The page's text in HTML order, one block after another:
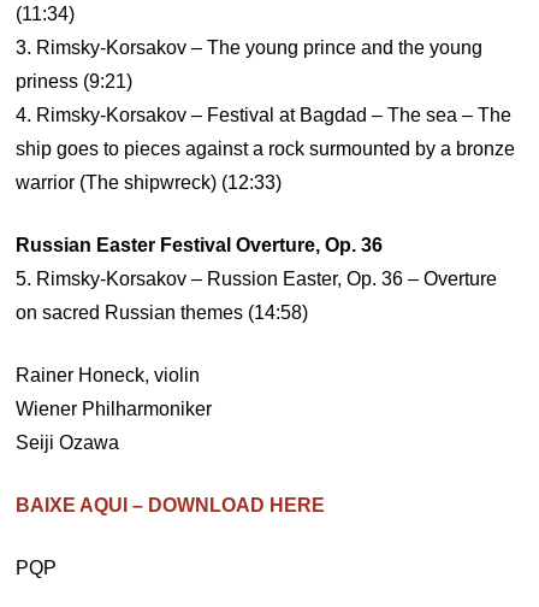
(11:34)
3. Rimsky-Korsakov – The young prince and the young
priness (9:21)
4. Rimsky-Korsakov – Festival at Bagdad – The sea – The
ship goes to pieces against a rock surmounted by a bronze
warrior (The shipwreck) (12:33)
Russian Easter Festival Overture, Op. 36
5. Rimsky-Korsakov – Russion Easter, Op. 36 – Overture
on sacred Russian themes (14:58)
Rainer Honeck, violin
Wiener Philharmoniker
Seiji Ozawa
BAIXE AQUI – DOWNLOAD HERE
PQP